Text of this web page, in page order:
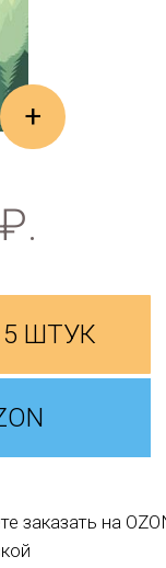
+
ШТУК
₽.
заказать на